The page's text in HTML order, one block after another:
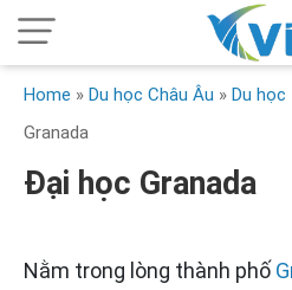
Home » Du học Châu Âu » Du học
Granada
Đại học Granada
Nằm trong lòng thành phố